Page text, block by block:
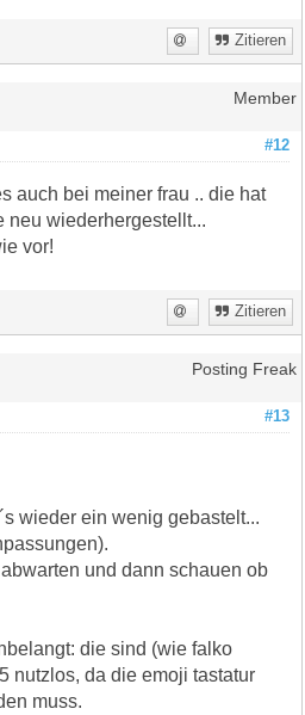
Zitieren
Member
#12
auch bei meiner frau .. die hat
neu wiederhergestellt...
vor!
Zitieren
Posting Freak
#13
wieder ein wenig gebastelt...
und dann schauen ob
die sind (wie falko
nutzlos, da die emoji tastatur
muss.